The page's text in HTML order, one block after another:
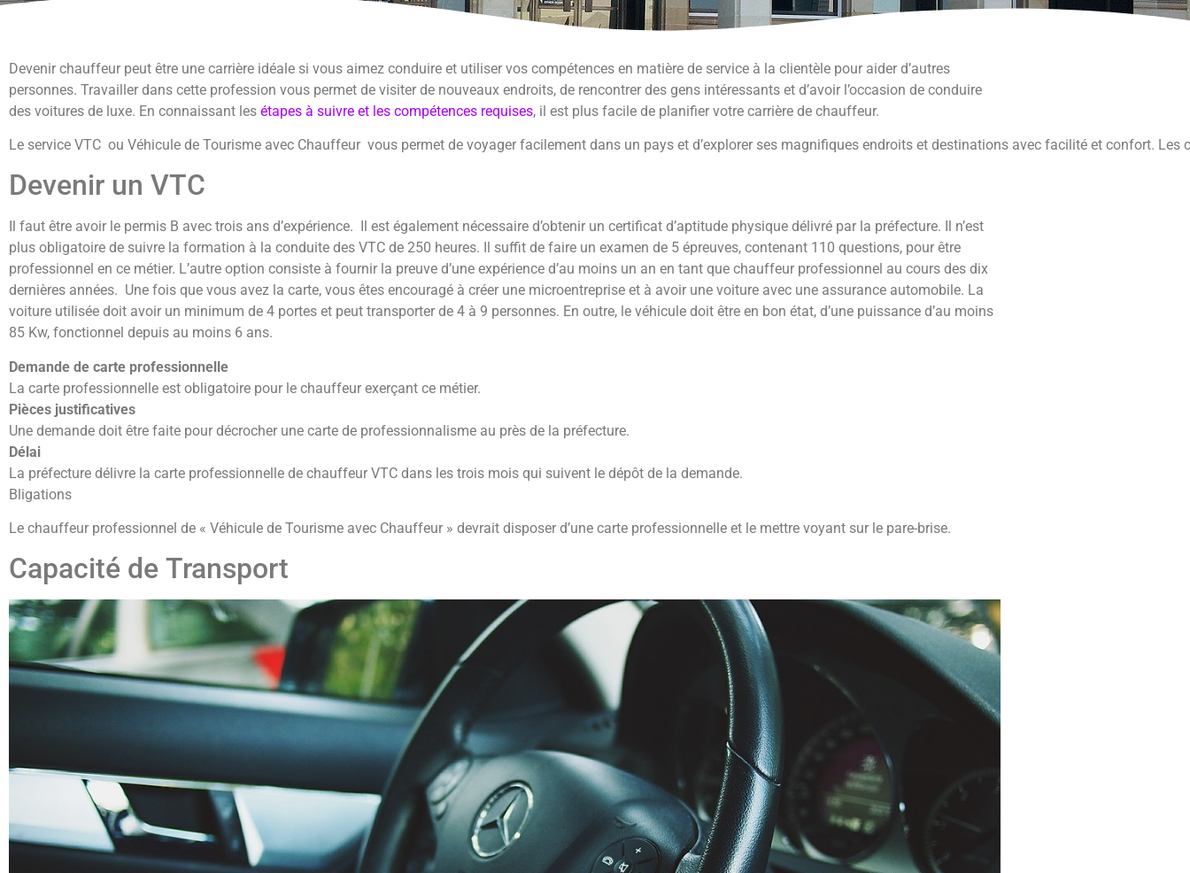
Devenir chauffeur peut être une carrière idéale si vous aimez conduire et utiliser vos compétences en matière de service à la clientèle pour aider d’autres
personnes. Travailler dans cette profession vous permet de visiter de nouveaux endroits, de rencontrer des gens intéressants et d’avoir l’occasion de conduire
des voitures de luxe. En connaissant les étapes à suivre et les compétences requises, il est plus facile de planifier votre carrière de chauffeur.
Le service VTC ou Véhicule de Tourisme avec Chauffeur vous permet de voyager facilement dans un pays et d’explorer ses magnifiques endroits et destinations avec facilité et confort.
Devenir un VTC
Il faut être avoir le permis B avec trois ans d’expérience. Il est également nécessaire d’obtenir un certificat d’aptitude physique délivré par la préfecture. Il n’est
plus obligatoire de suivre la formation à la conduite des VTC de 250 heures. Il suffit de faire un examen de 5 épreuves, contenant 110 questions, pour être
professionnel en ce métier. L’autre option consiste à fournir la preuve d’une expérience d’au moins un an en tant que chauffeur professionnel au cours des dix
dernières années. Une fois que vous avez la carte, vous êtes encouragé à créer une microentreprise et à avoir une voiture avec une assurance automobile. La
voiture utilisée doit avoir un minimum de 4 portes et peut transporter de 4 à 9 personnes. En outre, le véhicule doit être en bon état, d’une puissance d’au moins
85 Kw, fonctionnel depuis au moins 6 ans.
Demande de carte professionnelle
La carte professionnelle est obligatoire pour le chauffeur exerçant ce métier.
Pièces justificatives
Une demande doit être faite pour décrocher une carte de professionnalisme au près de la préfecture.
Délai
La préfecture délivre la carte professionnelle de chauffeur VTC dans les trois mois qui suivent le dépôt de la demande.
Bligations
Le chauffeur professionnel de « Véhicule de Tourisme avec Chauffeur » devrait disposer d’une carte professionnelle et le mettre voyant sur le pare-brise.
Capacité de Transport